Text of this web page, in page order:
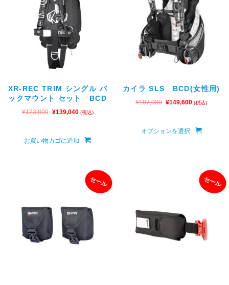
XR-REC TRIM シングル バ
ックマウント セット BCD
¥173,800 ¥139,040 (税込)
お買い物カゴに追加
カイラ SLS BCD(女性用)
¥187,000 ¥149,600 (税込)
オプションを選択
セール セール